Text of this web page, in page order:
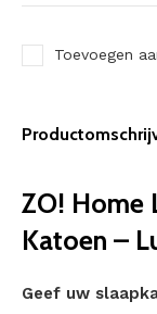
Toevoegen
ZO! Home
Katoen –
Geef uw